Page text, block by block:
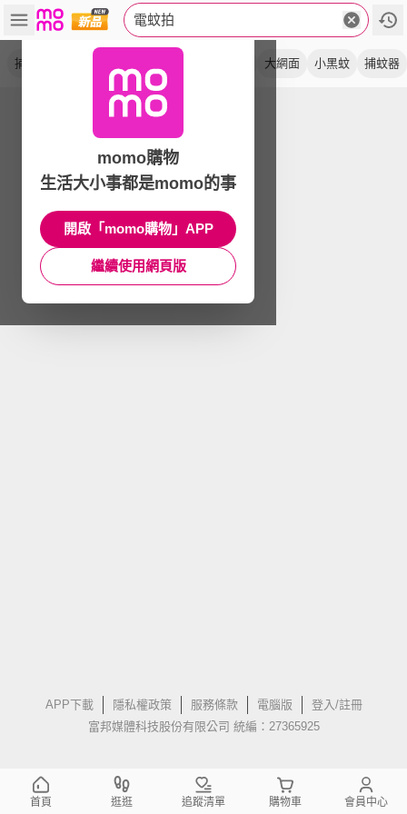
電蚊拍
捕蚊拍 大網面 小黑蚊 捕蚊器
APP下載 隱私權政策 服務條款 電腦版
登入/註冊
富邦媒體科技股份有限公司 統編：27365925
momo購物
生活大小事都是momo的事
開啟「momo購物」APP
繼續使用網頁版
首頁 逛逛 追蹤清單 購物車 會員中心